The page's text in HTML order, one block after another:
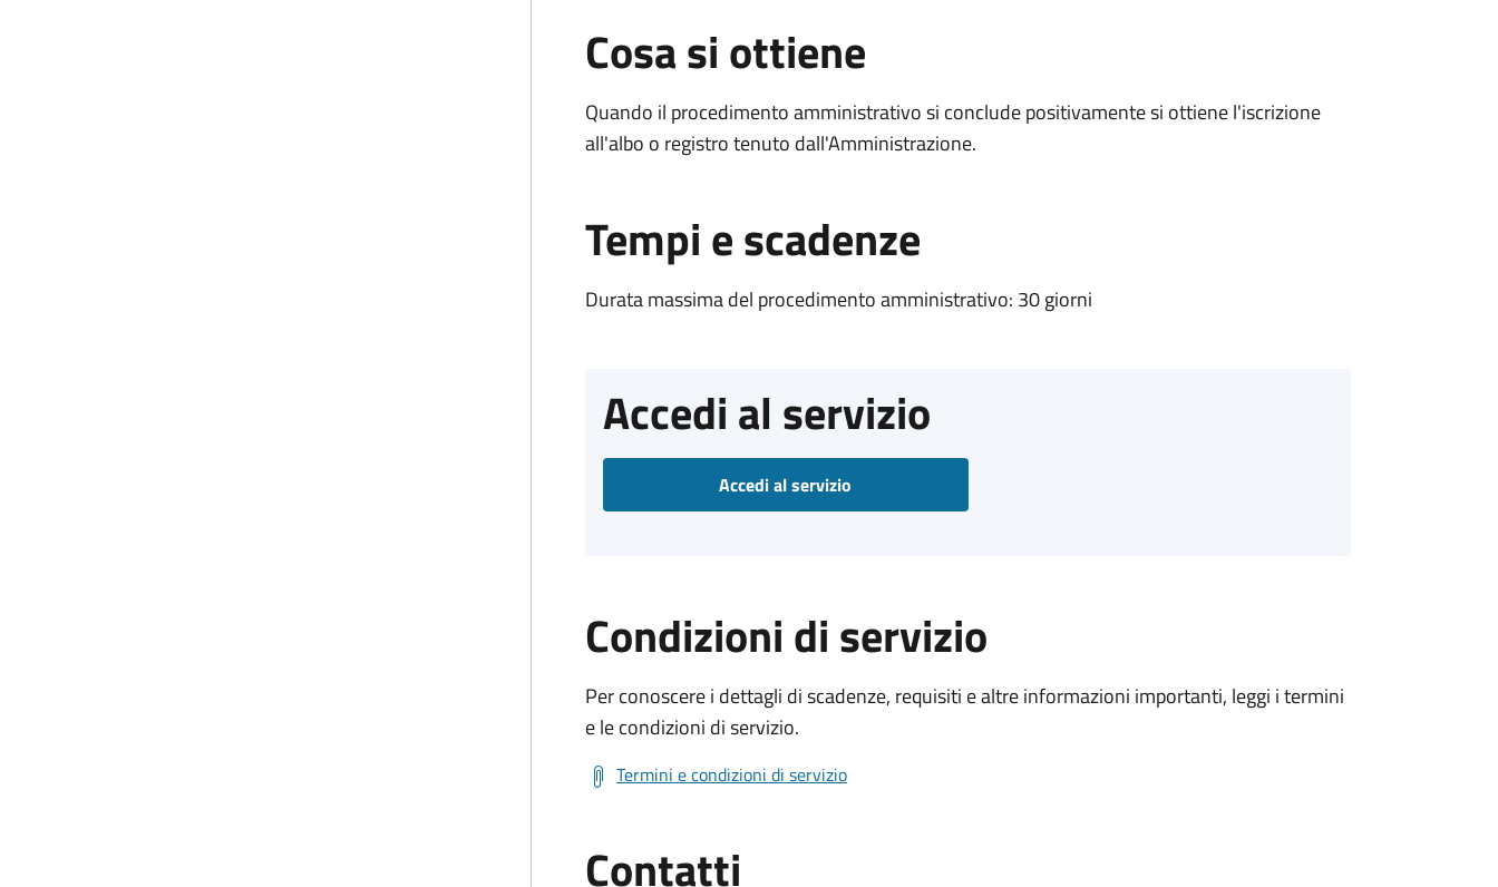
Cosa si ottiene
Quando il procedimento amministrativo si conclude positivamente si ottiene l'iscrizione
all'albo o registro tenuto dall'Amministrazione.
Tempi e scadenze
Durata massima del procedimento amministrativo: 30 giorni
Accedi al servizio
Accedi al servizio
Condizioni di servizio
Per conoscere i dettagli di scadenze, requisiti e altre informazioni importanti, leggi i termini
e le condizioni di servizio.
Termini e condizioni di servizio
Contatti